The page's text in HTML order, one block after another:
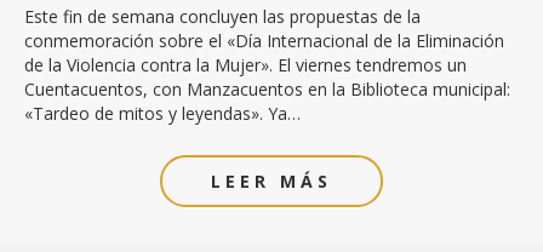
Este fin de semana concluyen las propuestas de la
conmemoración sobre el «Día Internacional de la Eliminación
de la Violencia contra la Mujer». El viernes tendremos un
Cuentacuentos, con Manzacuentos en la Biblioteca municipal:
«Tardeo de mitos y leyendas». Ya…
LEER MÁS